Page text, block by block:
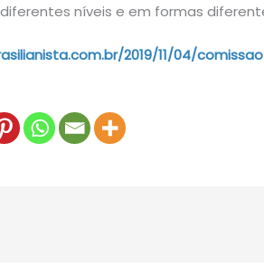
níveis e em formas
2019/11/04/